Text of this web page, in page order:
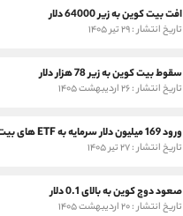
افت بیت کوین به زیر 64000 دلار
تاریخ انتشار : ۲۹ تیر ۱۴۰۵
سقوط بیت کوین به زیر 78 هزار دلار
تاریخ انتشار : ۲۶ اردیبهشت ۱۴۰۵
تاریخ انتشار : ۲۷ تیر ۱۴۰۵
صعود دوج کوین به بالای 0.1 دلار
تاریخ انتشار : ۲۰ اردیبهشت ۱۴۰۵